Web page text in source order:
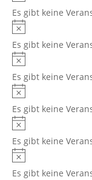
Es gibt keine
Hinweis
Es gibt keine
Hinweis
Es gibt keine
Hinweis
Es gibt keine
Hinweis
Es gibt keine
Hinweis
Es gibt keine